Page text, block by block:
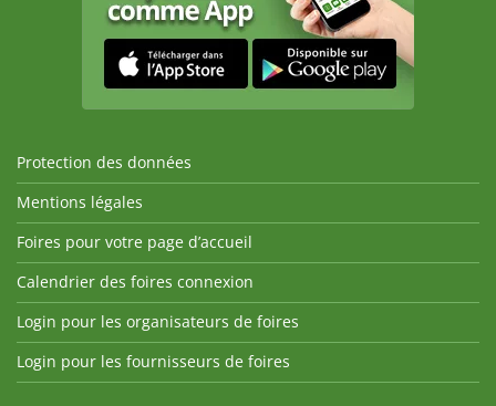
Protection des données
Mentions légales
Foires pour votre page d’accueil
Calendrier des foires connexion
Login pour les organisateurs de foires
Login pour les fournisseurs de foires